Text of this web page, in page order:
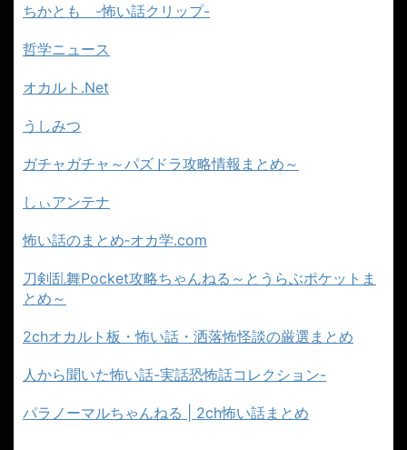
ちかとも -怖い話クリップ-
哲学ニュース
オカルト.Net
うしみつ
ガチャガチャ～パズドラ攻略情報まとめ～
しぃアンテナ
怖い話のまとめ‐オカ学.com
刀剣乱舞Pocket攻略ちゃんねる～とうらぶポケットま
とめ～
2chオカルト板・怖い話・洒落怖怪談の厳選まとめ
人から聞いた怖い話-実話恐怖話コレクション-
パラノーマルちゃんねる | 2ch怖い話まとめ